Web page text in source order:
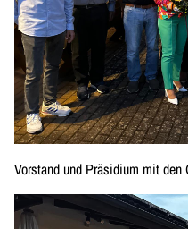
Vorstand und Präsidium mit den